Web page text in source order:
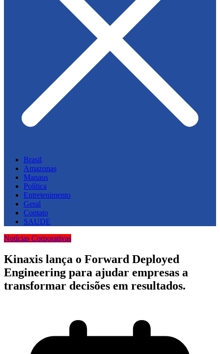
Brasil
Amazonas
Manaus
Política
Entretenimento
Geral
Contato
SAUDE
Notícias Corporativas
Kinaxis lança o Forward Deployed
Engineering para ajudar empresas a
transformar decisões em resultados.